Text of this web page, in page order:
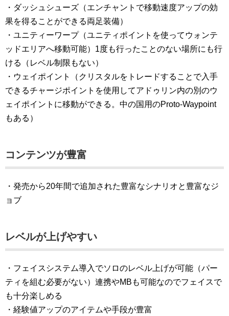
・ダッシュシューズ（エンチャントで移動速度アップの効
果を得ることができる両足装備）
・ユニティーワープ（ユニティポイントを使ってウォンテ
ッドエリアへ移動可能）1度も行ったことのない場所にも行
ける（レベル制限もない）
・ウェイポイント（クリスタルをトレードすることで入手
できるチャージポイントを使用してアドゥリン内の別のウ
ェイポイントに移動ができる。中の国用のProto-Waypoint
もある）
コンテンツが豊富
・発売から20年間で追加された豊富なシナリオと豊富なジ
ョブ
レベルが上げやすい
・フェイスシステム導入でソロのレベル上げが可能（パー
ティを組む必要がない）連携やMBも可能なのでフェイスで
も十分楽しめる
・経験値アップのアイテムや手段が豊富